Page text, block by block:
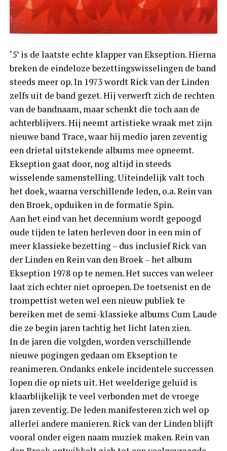
‘5’ is de laatste echte klapper van Ekseption. Hierna
breken de eindeloze bezettingswisselingen de band
steeds meer op. In 1973 wordt Rick van der Linden
zelfs uit de band gezet. Hij verwerft zich de rechten
van de bandnaam, maar schenkt die toch aan de
achterblijvers. Hij neemt artistieke wraak met zijn
nieuwe band Trace, waar hij medio jaren zeventig
een drietal uitstekende albums mee opneemt.
Ekseption gaat door, nog altijd in steeds
wisselende samenstelling. Uiteindelijk valt toch
het doek, waarna verschillende leden, o.a. Rein van
den Broek, opduiken in de formatie Spin.
Aan het eind van het decennium wordt gepoogd
oude tijden te laten herleven door in een min of
meer klassieke bezetting – dus inclusief Rick van
der Linden en Rein van den Broek – het album
Ekseption 1978 op te nemen. Het succes van weleer
laat zich echter niet oproepen. De toetsenist en de
trompettist weten wel een nieuw publiek te
bereiken met de semi-klassieke albums Cum Laude
die ze begin jaren tachtig het licht laten zien.
In de jaren die volgden, worden verschillende
nieuwe pogingen gedaan om Ekseption te
reanimeren. Ondanks enkele incidentele successen
lopen die op niets uit. Het weelderige geluid is
klaarblijkelijk te veel verbonden met de vroege
jaren zeventig. De leden manifesteren zich wel op
allerlei andere manieren. Rick van der Linden blijft
vooral onder eigen naam muziek maken. Rein van